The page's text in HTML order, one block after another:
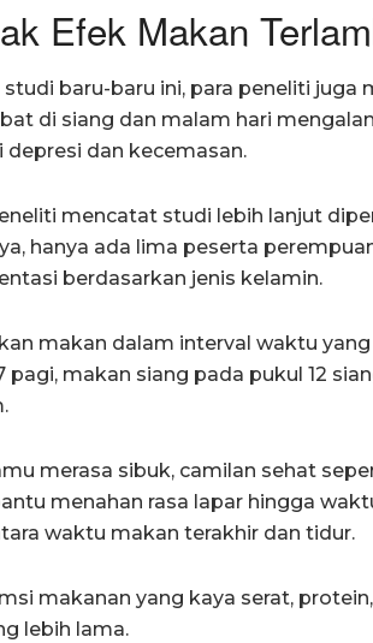
Efek Makan
studi baru-baru ini, para peneliti
di siang dan malam hari
depresi dan kecemasan.
mencatat studi lebih lanjut
hanya ada lima peserta
berdasarkan jenis kelamin.
makan dalam interval waktu
pagi, makan siang pada pukul 12
merasa sibuk, camilan sehat
menahan rasa lapar hingga
waktu makan terakhir dan tidur.
makanan yang kaya serat,
lebih lama.